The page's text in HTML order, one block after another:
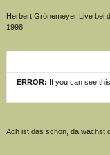
Herbert Grönemeyer Live bei
1998.
ERROR: If you can see
Ach ist das schön, da wächst